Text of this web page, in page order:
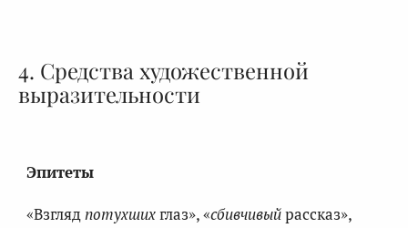
4. Средства художественной
выразительности
Эпитеты
«Взглядпотухшихглаз», «сбивчивыйрассказ»,